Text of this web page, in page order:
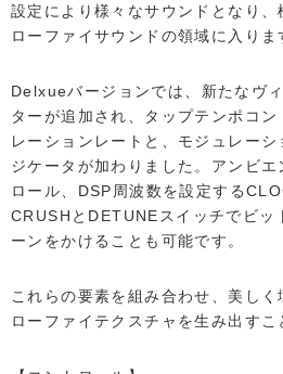
設定により様々なサウンドとなり
ローファイサウンドの領域に入りま
Delxueバージョンでは、新たなヴ
ターが追加され、タップテンポコン
レーションレートと、モジュレー
ジケータが加わりました。アンビエ
ロール、DSP周波数を設定する
CRUSHとDETUNEスイッチでビッ
ーンをかけることも可能です。
これらの要素を組み合わせ、美し
ローファイテクスチャを生み出すこ